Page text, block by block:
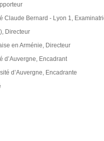
Claude Bernard - Lyon 1,
Directeur
en Arménie, Directeur
d’Auvergne, Encadrant
d’Auvergne, Encadrante